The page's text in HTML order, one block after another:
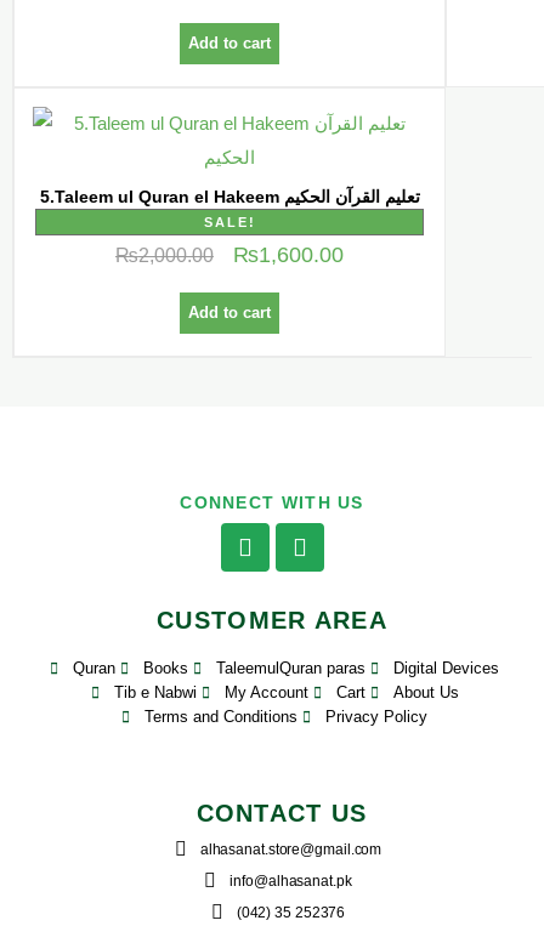
Add to cart
5.Taleem ul Quran el Hakeem تعلیم القرآن الحکیم
SALE!
₨2,000.00 ₨1,600.00
Add to cart
CONNECT WITH US
CUSTOMER AREA
Quran Books TaleemulQuran paras
Digital Devices
Tib e Nabwi
My Account Cart
About Us
Terms and Conditions
Privacy Policy
CONTACT US
alhasanat.store@gmail.com
info@alhasanat.pk
(042) 35 252376